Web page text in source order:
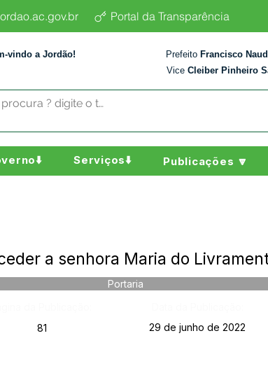
Portal da Transparência
vindo a Jordão! Prefeito Francisco
Vice Cleiber Pinheiro
Serviços⬇️ Publicações 🔽
a senhora Maria do
Portaria
81 29 de junho de 2022